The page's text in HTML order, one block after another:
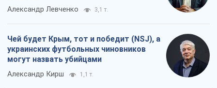
Александр Левченко 3,1 т.
Чей будет Крым, тот и победит (NSJ), а
украинских футбольных чиновников
могут назвать убийцами
Александр Кирш 1,1 т.